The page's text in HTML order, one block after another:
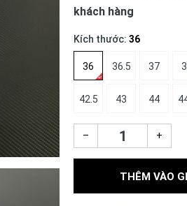
khách hàng
Kích thước: 36
36 36.5 37
42.5 43 44
– +
THÊM VÀO